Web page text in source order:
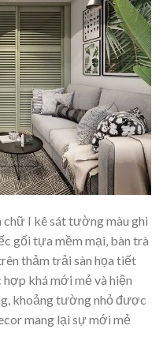
I kê sát tường màu ghi
gối tựa mềm mại, bàn trà
thảm trải sàn họa tiết
khá mới mẻ và hiện
khoảng tường nhỏ được
mang lại sự mới mẻ